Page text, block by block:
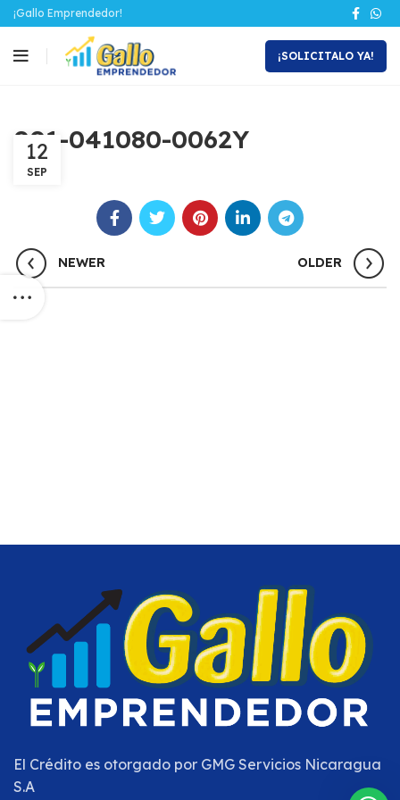
¡Gallo Emprendedor!
¡SOLICITALO YA!
001-041080-0062Y
12
SEP
NEWER OLDER
El Crédito es otorgado por GMG Servicios Nicaragua
S.A